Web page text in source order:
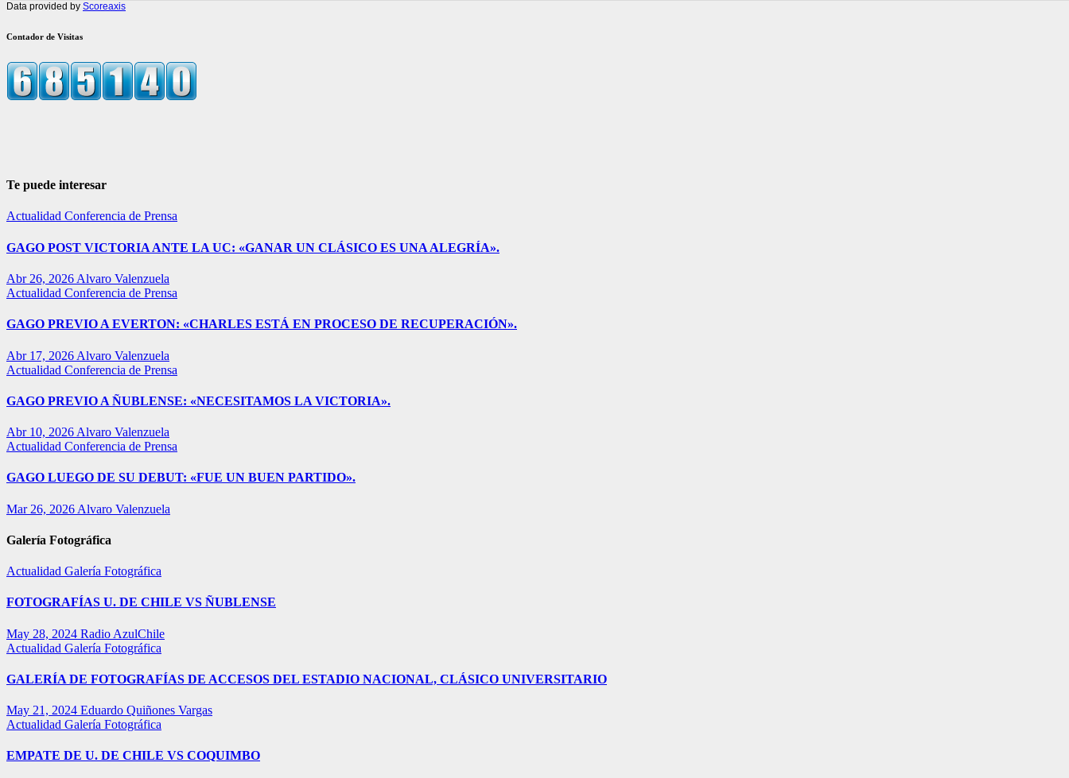
Data provided by Scoreaxis
Contador de Visitas
Te puede interesar
Actualidad Conferencia de Prensa
GAGO POST VICTORIA ANTE LA UC: «GANAR UN CLÁSICO ES UNA ALEGRÍA».
Abr 26, 2026 Alvaro Valenzuela
Actualidad Conferencia de Prensa
GAGO PREVIO A EVERTON: «CHARLES ESTÁ EN PROCESO DE RECUPERACIÓN».
Abr 17, 2026 Alvaro Valenzuela
Actualidad Conferencia de Prensa
GAGO PREVIO A ÑUBLENSE: «NECESITAMOS LA VICTORIA».
Abr 10, 2026 Alvaro Valenzuela
Actualidad Conferencia de Prensa
GAGO LUEGO DE SU DEBUT: «FUE UN BUEN PARTIDO».
Mar 26, 2026 Alvaro Valenzuela
Galería Fotográfica
Actualidad Galería Fotográfica
FOTOGRAFÍAS U. DE CHILE VS ÑUBLENSE
May 28, 2024 Radio AzulChile
Actualidad Galería Fotográfica
GALERÍA DE FOTOGRAFÍAS DE ACCESOS DEL ESTADIO NACIONAL, CLÁSICO UNIVERSITARIO
May 21, 2024 Eduardo Quiñones Vargas
Actualidad Galería Fotográfica
EMPATE DE U. DE CHILE VS COQUIMBO